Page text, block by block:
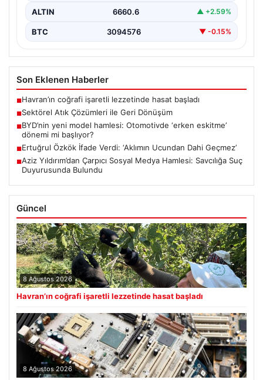
ALTIN 6660.6 ▲ +2.59%
BTC 3094576 ▼ -0.15%
Son Eklenen Haberler
■Havran’ın coğrafi işaretli lezzetinde hasat başladı
■Sektörel Atık Çözümleri ile Geri Dönüşüm
■BYD’nin yeni model hamlesi: Otomotivde ‘erken eskitme’
dönemi mi başlıyor?
■Ertuğrul Özkök İfade Verdi: ‘Aklımın Ucundan Dahi Geçmez’
■Aziz Yıldırım’dan Çarpıcı Sosyal Medya Hamlesi: Savcılığa Suç
Duyurusunda Bulundu
Güncel
8 Ağustos 2026
Havran’ın coğrafi işaretli lezzetinde hasat başladı
8 Ağustos 2026